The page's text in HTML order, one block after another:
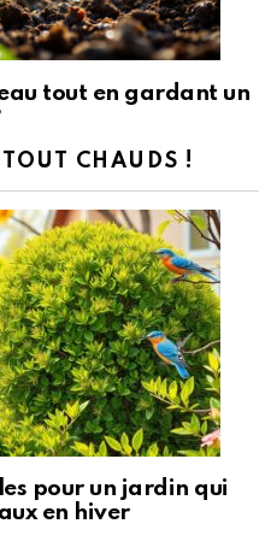
tout en gardant un
CHAUDS !
pour un jardin qui
en hiver